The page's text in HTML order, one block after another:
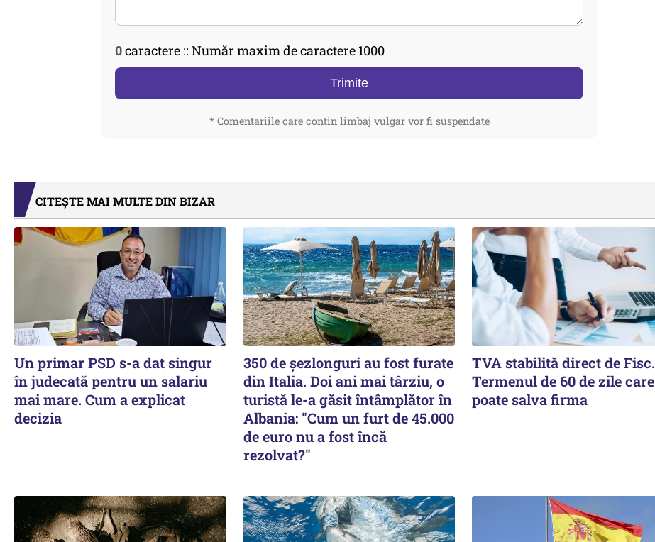
0caractere :: Număr maxim de caractere 1000
Trimite
* Comentariile care contin limbaj vulgar vor fi suspendate
CITEȘTE MAI MULTE DIN BIZAR
Un primar PSD s-a dat singur
în judecată pentru un salariu
mai mare. Cum a explicat
decizia
350 de șezlonguri au fost furate
din Italia. Doi ani mai târziu, o
turistă le-a găsit întâmplător în
Albania: "Cum un furt de 45.000
de euro nu a fost încă
rezolvat?"
TVA stabilită direct de Fisc.
Termenul de 60 de zile care
poate salva firma